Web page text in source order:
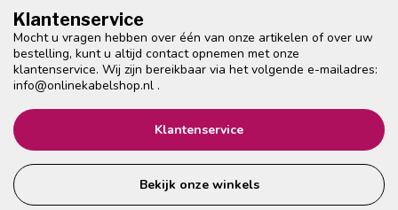
Klantenservice
Mocht u vragen hebben over één van onze artikelen of over uw
bestelling, kunt u altijd contact opnemen met onze
klantenservice. Wij zijn bereikbaar via het volgende e-mailadres:
info@onlinekabelshop.nl .
Klantenservice
Bekijk onze winkels